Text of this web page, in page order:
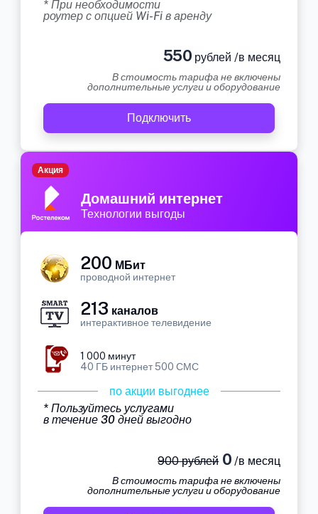
* При необходимости
роутер с опцией Wi-Fi в аренду
550 рублей /в месяц
В стоимость тарифа не включены
дополнительные услуги и оборудование
Подключить
Домашний интернет
Технологии выгоды
Акция
200 МБит
проводной интернет
213 каналов
интерактивное телевидение
1 000 минут
40 ГБ интернет 500 СМС
по акции выгоднее
* Пользуйтесь услугами
в течение 30 дней выгодно
900 рублей0 /в месяц
В стоимость тарифа не включены
дополнительные услуги и оборудование